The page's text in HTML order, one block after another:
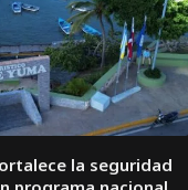
la seguridad